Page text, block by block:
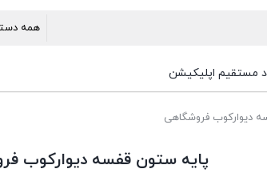
مستقیم اپلیکیشن
دیوارکوب فروشگاهی
پایه ستون قفسه دیوارکوب